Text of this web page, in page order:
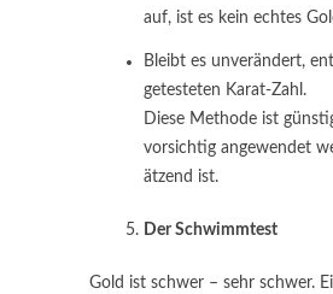
auf, ist es kein echtes
Bleibt es unverändert,
getesteten Karat-Zahl.
Diese Methode ist
vorsichtig angewendet
ätzend ist.
Der Schwimmtest
Gold ist schwer – sehr schwer.